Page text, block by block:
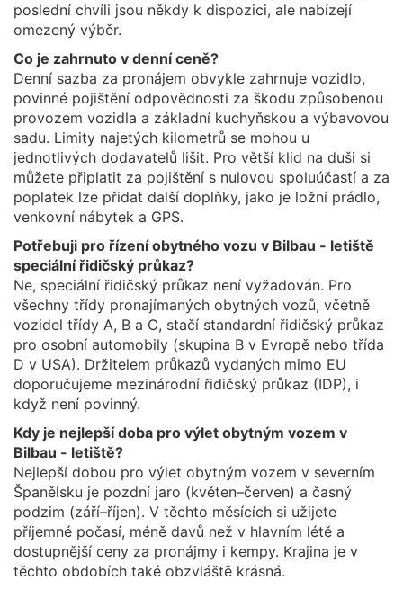
poslední chvíli jsou někdy k dispozici, ale nabízejí
omezený výběr.
Co je zahrnuto v denní ceně?
Denní sazba za pronájem obvykle zahrnuje vozidlo,
povinné pojištění odpovědnosti za škodu způsobenou
provozem vozidla a základní kuchyňskou a výbavovou
sadu. Limity najetých kilometrů se mohou u
jednotlivých dodavatelů lišit. Pro větší klid na duši si
můžete připlatit za pojištění s nulovou spoluúčastí a za
poplatek lze přidat další doplňky, jako je ložní prádlo,
venkovní nábytek a GPS.
Potřebuji pro řízení obytného vozu v Bilbau - letiště
speciální řidičský průkaz?
Ne, speciální řidičský průkaz není vyžadován. Pro
všechny třídy pronajímaných obytných vozů, včetně
vozidel třídy A, B a C, stačí standardní řidičský průkaz
pro osobní automobily (skupina B v Evropě nebo třída
D v USA). Držitelem průkazů vydaných mimo EU
doporučujeme mezinárodní řidičský průkaz (IDP), i
když není povinný.
Kdy je nejlepší doba pro výlet obytným vozem v
Bilbau - letiště?
Nejlepší dobou pro výlet obytným vozem v severním
Španělsku je pozdní jaro (květen–červen) a časný
podzim (září–říjen). V těchto měsících si užijete
příjemné počasí, méně davů než v hlavním létě a
dostupnější ceny za pronájmy i kempy. Krajina je v
těchto obdobích také obzvláště krásná.